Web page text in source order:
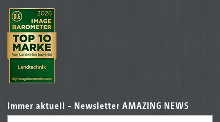
Immer aktuell - Newsletter AMAZING NEWS